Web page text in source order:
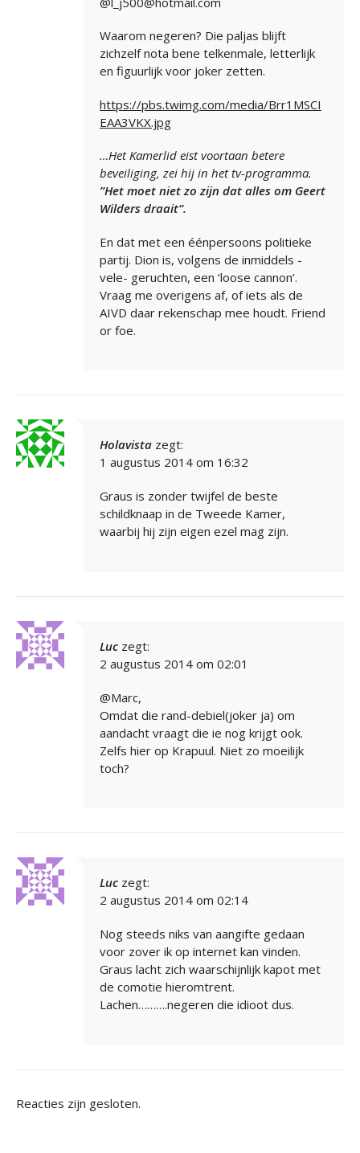
Waarom negeren? Die paljas blijft
zichzelf nota bene telkenmale, letterlijk
en figuurlijk voor joker zetten.
https://pbs.twimg.com/media/Brr1MSCI
EAA3VKX.jpg
…Het Kamerlid eist voortaan betere
beveiliging, zei hij in het tv-programma.
”Het moet niet zo zijn dat alles om Geert
Wilders draait“.
En dat met een éénpersoons politieke
partij. Dion is, volgens de inmiddels -
vele- geruchten, een ‘loose cannon’.
Vraag me overigens af, of iets als de
AIVD daar rekenschap mee houdt. Friend
or foe.
Holavista zegt:
1 augustus 2014 om 16:32
Graus is zonder twijfel de beste
schildknaap in de Tweede Kamer,
waarbij hij zijn eigen ezel mag zijn.
Luc zegt:
2 augustus 2014 om 02:01
@Marc,
Omdat die rand-debiel(joker ja) om
aandacht vraagt die ie nog krijgt ook.
Zelfs hier op Krapuul. Niet zo moeilijk
toch?
Luc zegt:
2 augustus 2014 om 02:14
Nog steeds niks van aangifte gedaan
voor zover ik op internet kan vinden.
Graus lacht zich waarschijnlijk kapot met
de comotie hieromtrent.
Lachen……….negeren die idioot dus.
Reacties zijn gesloten.